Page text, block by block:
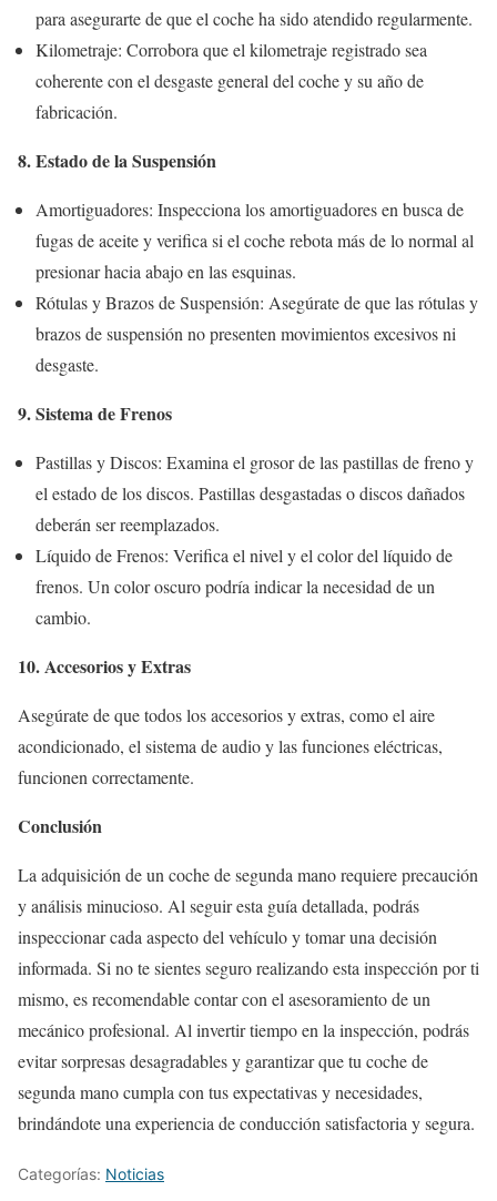
para asegurarte de que el coche ha sido atendido regularmente.
Kilometraje: Corrobora que el kilometraje registrado sea
coherente con el desgaste general del coche y su año de
fabricación.
8. Estado de la Suspensión
Amortiguadores: Inspecciona los amortiguadores en busca de
fugas de aceite y verifica si el coche rebota más de lo normal al
presionar hacia abajo en las esquinas.
Rótulas y Brazos de Suspensión: Asegúrate de que las rótulas y
brazos de suspensión no presenten movimientos excesivos ni
desgaste.
9. Sistema de Frenos
Pastillas y Discos: Examina el grosor de las pastillas de freno y
el estado de los discos. Pastillas desgastadas o discos dañados
deberán ser reemplazados.
Líquido de Frenos: Verifica el nivel y el color del líquido de
frenos. Un color oscuro podría indicar la necesidad de un
cambio.
10. Accesorios y Extras
Asegúrate de que todos los accesorios y extras, como el aire
acondicionado, el sistema de audio y las funciones eléctricas,
funcionen correctamente.
Conclusión
La adquisición de un coche de segunda mano requiere precaución
y análisis minucioso. Al seguir esta guía detallada, podrás
inspeccionar cada aspecto del vehículo y tomar una decisión
informada. Si no te sientes seguro realizando esta inspección por ti
mismo, es recomendable contar con el asesoramiento de un
mecánico profesional. Al invertir tiempo en la inspección, podrás
evitar sorpresas desagradables y garantizar que tu coche de
segunda mano cumpla con tus expectativas y necesidades,
brindándote una experiencia de conducción satisfactoria y segura.
Categorías: Noticias